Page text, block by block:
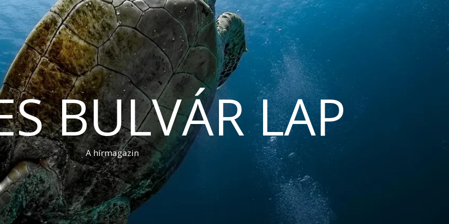
BULVÁR LAP
A hírmagazin